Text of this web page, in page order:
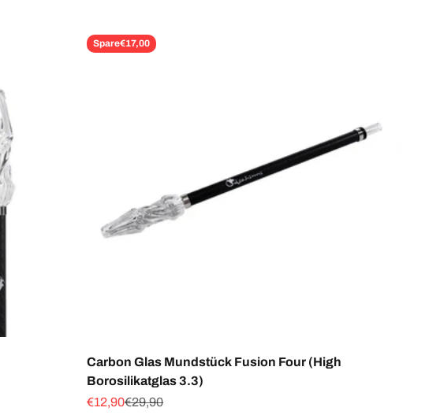
Spare€17,00
Carbon Glas Mundstück Fusion Four (High
Borosilikatglas 3.3)
Angebot
€12,90Regulärer Preis
€29,90